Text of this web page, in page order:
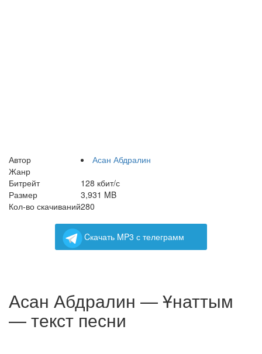
Автор
Асан Абдралин
Жанр
Битрейт
128 кбит/с
Размер
3,931 MB
Кол-во скачиваний280
Cкачать MP3 с телеграмм
Асан Абдралин — Ұнаттым
— текст песни